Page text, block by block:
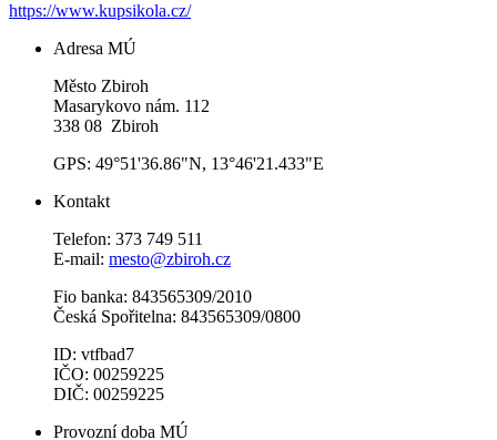
https://www.kupsikola.cz/
Adresa MÚ
Město Zbiroh
Masarykovo nám. 112
338 08 Zbiroh
GPS: 49°51'36.86"N, 13°46'21.433"E
Kontakt
Telefon: 373 749 511
E-mail: mesto@zbiroh.cz
Fio banka: 843565309/2010
Česká Spořitelna: 843565309/0800
ID: vtfbad7
IČO: 00259225
DIČ: 00259225
Provozní doba MÚ